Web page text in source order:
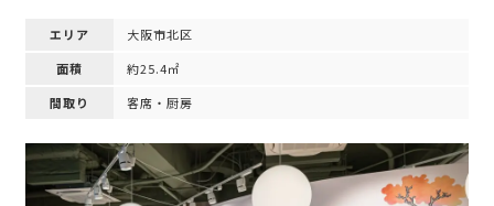
エリア
大阪市北区
面積
約25.4㎡
間取り
客席・厨房